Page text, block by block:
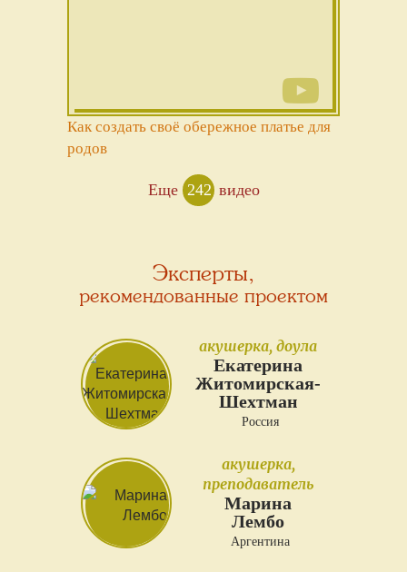
Как создать своё обережное платье для
родов
Еще 242видео
Эксперты,
рекомендованные проектом
акушерка, доула
Екатерина
Житомирская-
Шехтман
Россия
акушерка,
преподаватель
Марина
Лембо
Аргентина